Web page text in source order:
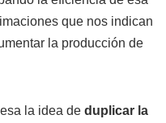
que nos indican
la producción de
la idea de duplicar la